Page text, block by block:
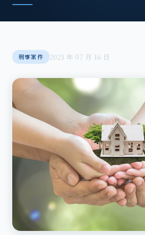
刑事案件 2021 年 07 月 16 日